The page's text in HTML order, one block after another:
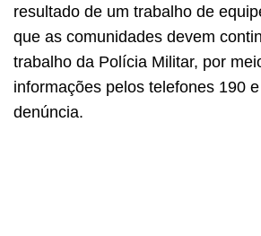
resultado de um trabalho de
que as comunidades devem
trabalho da Polícia Militar, por
informações pelos telefones 190
denúncia.